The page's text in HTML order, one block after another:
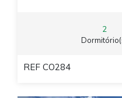
2
REF CO284